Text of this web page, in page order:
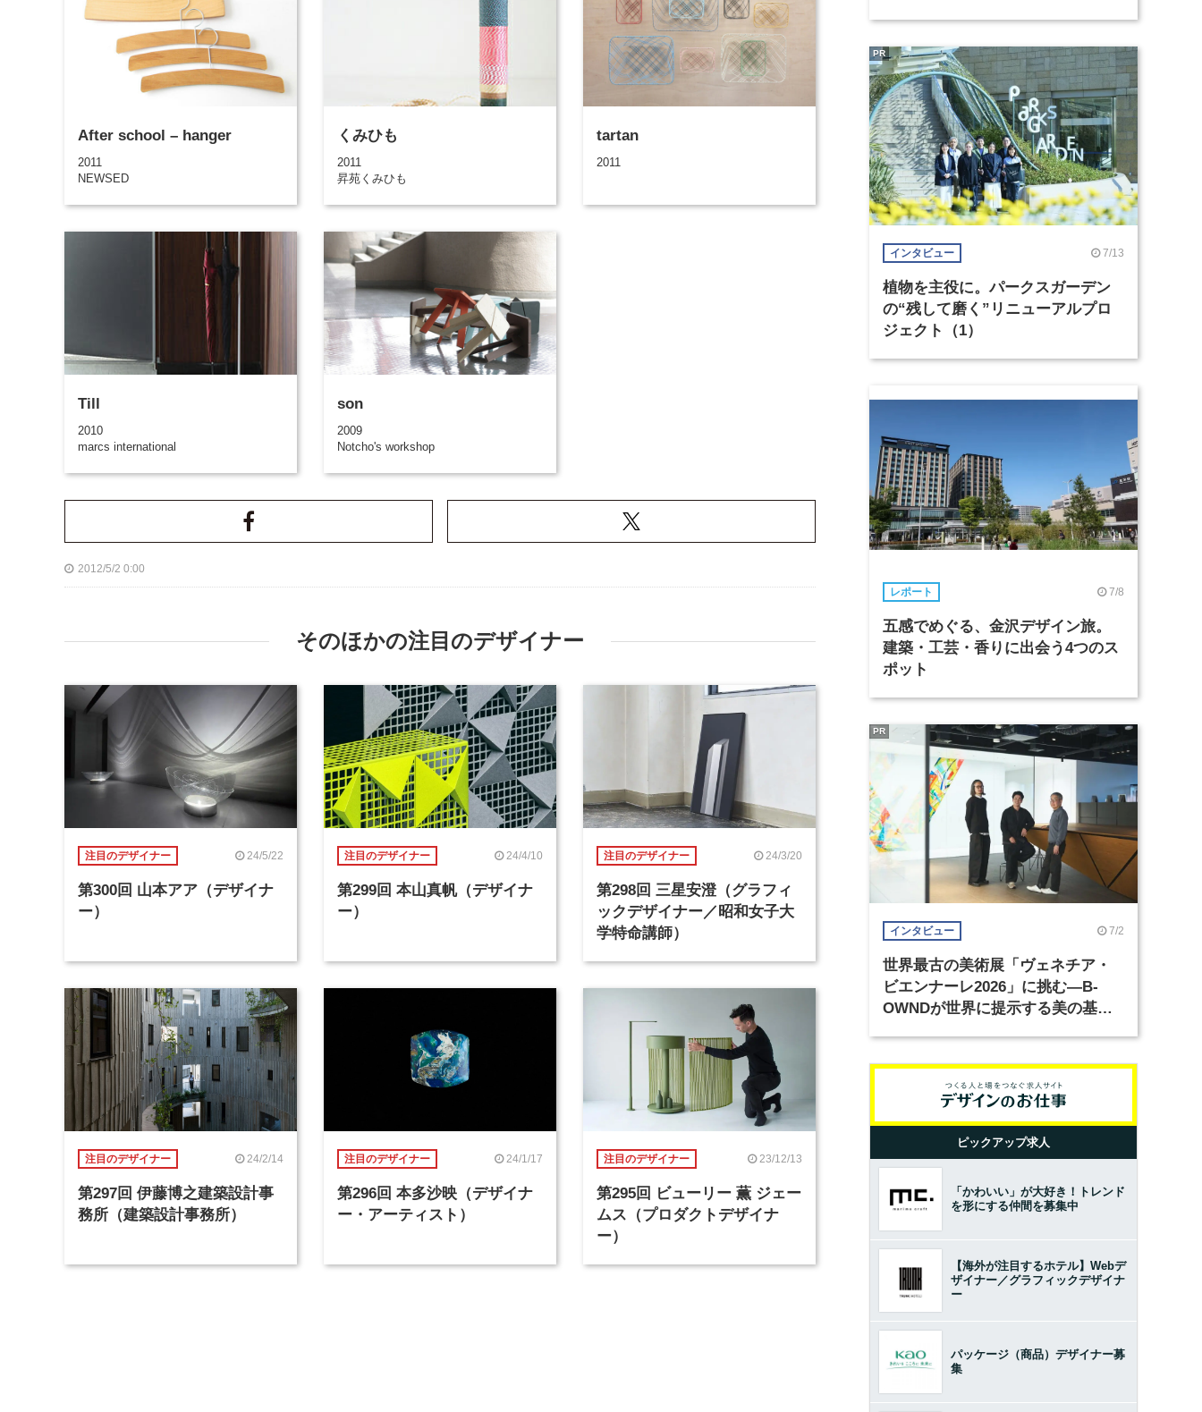
After school – hanger
2011
NEWSED
くみひも
2011
昇苑くみひも
tartan
2011
Till
2010
marcs international
son
2009
Notcho's workshop
2012/5/2 0:00
そのほかの注目のデザイナー
注目のデザイナー 24/5/22
第300回 山本アア（デザイナ
ー）
注目のデザイナー 24/4/10
第299回 本山真帆（デザイナ
ー）
注目のデザイナー 24/3/20
第298回 三星安澄（グラフィ
ックデザイナー／昭和女子大
学特命講師）
注目のデザイナー 24/2/14
第297回 伊藤博之建築設計事
務所（建築設計事務所）
注目のデザイナー 24/1/17
第296回 本多沙映（デザイナ
ー・アーティスト）
注目のデザイナー 23/12/13
第295回 ビューリー 薫 ジェー
ムス（プロダクトデザイナ
ー）
インタビュー 7/13
植物を主役に。パークスガーデン
の“残して磨く”リニューアルプロ
ジェクト（1）
PR
レポート 7/8
五感でめぐる、金沢デザイン旅。
建築・工芸・香りに出会う4つのス
ポット
インタビュー 7/2
世界最古の美術展「ヴェネチア・
ビエンナーレ2026」に挑む―B-
OWNDが世界に提示する美の基準
PR
ピックアップ求人
「かわいい」が大好き！トレンド
を形にする仲間を募集中
【海外が注目するホテル】Webデ
ザイナー／グラフィックデザイナ
ー
パッケージ（商品）デザイナー募
集